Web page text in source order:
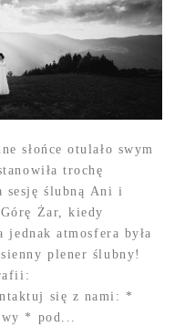
słońce otulało swym
trochę
sesję ślubną Ani i
Żar, kiedy
jednak atmosfera była
plener ślubny!
się z nami: *
* pod...